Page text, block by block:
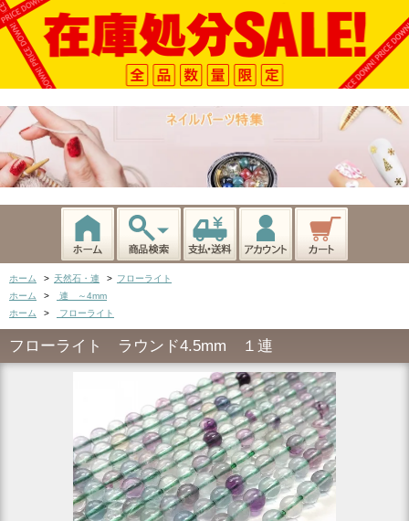
ホーム > 天然石・連 > フローライト
ホーム
>
連 ～4mm
ホーム
> フローライト
フローライト ラウンド4.5mm １連